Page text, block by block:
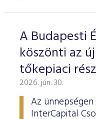
A Budapesti
köszönti az
tőkepiaci
2026. jún. 30.
Az
InterCapital